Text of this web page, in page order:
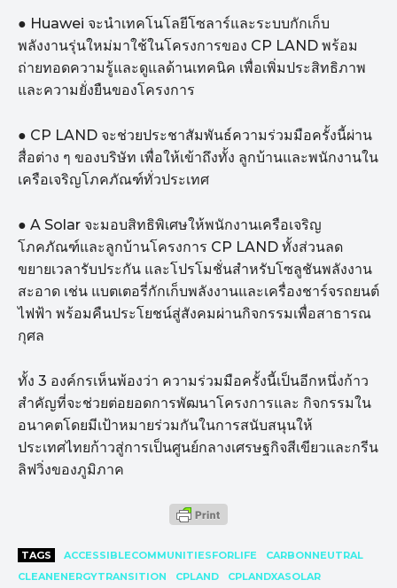
● Huawei จะนำเทคโนโลยีโซลาร์และระบบกักเก็บ
พลังงานรุ่นใหม่มาใช้ในโครงการของ CP LAND พร้อม
ถ่ายทอดความรู้และดูแลด้านเทคนิค เพื่อเพิ่มประสิทธิภาพ
และความยั่งยืนของโครงการ
● CP LAND จะช่วยประชาสัมพันธ์ความร่วมมือครั้งนี้ผ่าน
สื่อต่าง ๆ ของบริษัท เพื่อให้เข้าถึงทั้ง ลูกบ้านและพนักงานใน
เครือเจริญโภคภัณฑ์ทั่วประเทศ
● A Solar จะมอบสิทธิพิเศษให้พนักงานเครือเจริญ
โภคภัณฑ์และลูกบ้านโครงการ CP LAND ทั้งส่วนลด
ขยายเวลารับประกัน และโปรโมชั่นสำหรับโซลูชันพลังงาน
สะอาด เช่น แบตเตอรี่กักเก็บพลังงานและเครื่องชาร์จรถยนต์
ไฟฟ้า พร้อมคืนประโยชน์สู่สังคมผ่านกิจกรรมเพื่อสาธารณ
กุศล
ทั้ง 3 องค์กรเห็นพ้องว่า ความร่วมมือครั้งนี้เป็นอีกหนึ่งก้าว
สำคัญที่จะช่วยต่อยอดการพัฒนาโครงการและ กิจกรรมใน
อนาคตโดยมีเป้าหมายร่วมกันในการสนับสนุนให้
ประเทศไทยก้าวสู่การเป็นศูนย์กลางเศรษฐกิจสีเขียวและกรีน
ลิฟวิ่งของภูมิภาค
TAGS ACCESSIBLECOMMUNITIESFORLIFE
CARBONNEUTRAL
CLEANENERGYTRANSITION
CPLAND CPLANDXASOLAR